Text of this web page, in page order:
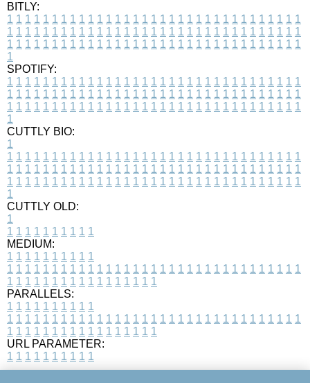
BITLY:
1 1 1 1 1 1 1 1 1 1 1 1 1 1 1 1 1 1 1 1 1 1 1 1 1 1 1 1 1 1 1 1 1
1 1 1 1 1 1 1 1 1 1 1 1 1 1 1 1 1 1 1 1 1 1 1 1 1 1 1 1 1 1 1 1 1
1 1 1 1 1 1 1 1 1 1 1 1 1 1 1 1 1 1 1 1 1 1 1 1 1 1 1 1 1 1 1 1 1
1
SPOTIFY:
1 1 1 1 1 1 1 1 1 1 1 1 1 1 1 1 1 1 1 1 1 1 1 1 1 1 1 1 1 1 1 1 1
1 1 1 1 1 1 1 1 1 1 1 1 1 1 1 1 1 1 1 1 1 1 1 1 1 1 1 1 1 1 1 1 1
1 1 1 1 1 1 1 1 1 1 1 1 1 1 1 1 1 1 1 1 1 1 1 1 1 1 1 1 1 1 1 1 1
1
CUTTLY BIO:
1
1 1 1 1 1 1 1 1 1 1 1 1 1 1 1 1 1 1 1 1 1 1 1 1 1 1 1 1 1 1 1 1 1
1 1 1 1 1 1 1 1 1 1 1 1 1 1 1 1 1 1 1 1 1 1 1 1 1 1 1 1 1 1 1 1 1
1 1 1 1 1 1 1 1 1 1 1 1 1 1 1 1 1 1 1 1 1 1 1 1 1 1 1 1 1 1 1 1 1
1
CUTTLY OLD:
1
1 1 1 1 1 1 1 1 1 1
MEDIUM:
1 1 1 1 1 1 1 1 1 1
1 1 1 1 1 1 1 1 1 1 1 1 1 1 1 1 1 1 1 1 1 1 1 1 1 1 1 1 1 1 1 1 1
1 1 1 1 1 1 1 1 1 1 1 1 1 1 1 1 1
PARALLELS:
1 1 1 1 1 1 1 1 1 1
1 1 1 1 1 1 1 1 1 1 1 1 1 1 1 1 1 1 1 1 1 1 1 1 1 1 1 1 1 1 1 1 1
1 1 1 1 1 1 1 1 1 1 1 1 1 1 1 1 1
URL PARAMETER:
1 1 1 1 1 1 1 1 1 1